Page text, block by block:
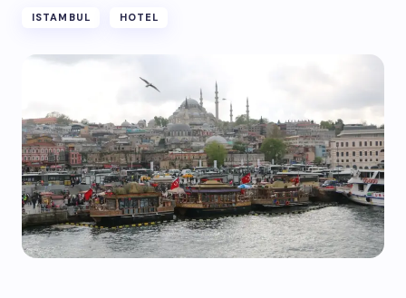
ISTAMBUL HOTEL